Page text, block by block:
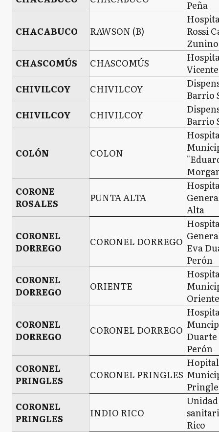
Peña
CHACABUCO
RAWSON (B)
Rossi
Zunino
CHASCOMÚS
CHASCOMÚS
CHIVILCOY
CHIVILCOY
Barrio
CHIVILCOY
CHIVILCOY
Barrio
COLÓN COLON
CORONE
ROSALES
PUNTA ALTA
Alta
CORONEL
DORREGO
CORONEL DORREGO Eva
Perón
CORONEL
DORREGO
ORIENTE
Oriente
CORONEL
DORREGO
CORONEL DORREGO Duarte
Perón
CORONEL
PRINGLES
CORONEL PRINGLES
Hopital
CORONEL
PRINGLES
INDIO RICO
Unidad
Rico